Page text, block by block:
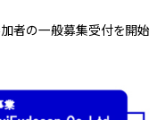
者の一般募集受付を開始